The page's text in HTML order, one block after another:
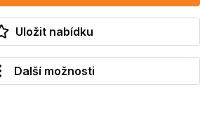
Uložit nabídku
Další možnosti